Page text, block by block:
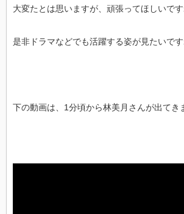
大変たとは思いますが、頑張ってほしいです
是非ドラマなどでも活躍する姿が見たいです
下の動画は、1分頃から林美月さんが出てき